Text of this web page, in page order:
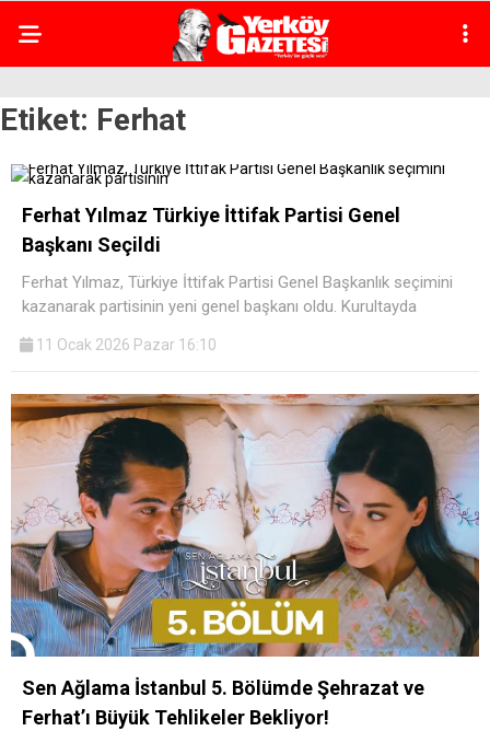
Etiket: Ferhat
Ferhat Yılmaz Türkiye İttifak Partisi Genel
Başkanı Seçildi
Ferhat Yılmaz, Türkiye İttifak Partisi Genel Başkanlık seçimini
kazanarak partisinin yeni genel başkanı oldu. Kurultayda
11 Ocak 2026 Pazar 16:10
Sen Ağlama İstanbul 5. Bölümde Şehrazat ve
Ferhat’ı Büyük Tehlikeler Bekliyor!